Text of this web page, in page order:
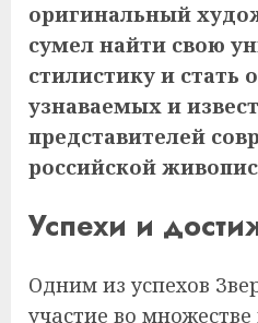
оригинальный
сумел найти свою
стилистику и
узнаваемых и
представителей
российской
Успехи и
Одним из успехов
участие во